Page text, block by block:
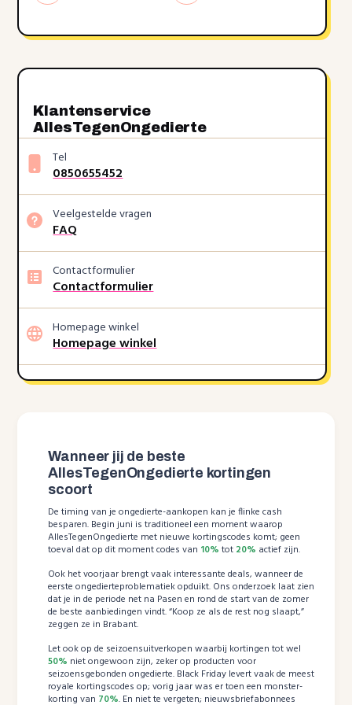
Klantenservice
AllesTegenOngedierte
Tel
0850655452
Veelgestelde vragen
FAQ
Contactformulier
Contactformulier
Homepage winkel
Homepage winkel
Wanneer jij de beste
AllesTegenOngedierte kortingen
scoort
De timing van je ongedierte-aankopen kan je flinke cash
besparen. Begin juni is traditioneel een moment waarop
AllesTegenOngedierte met nieuwe kortingscodes komt; geen
toeval dat op dit moment codes van 10% tot 20% actief zijn.
Ook het voorjaar brengt vaak interessante deals, wanneer de
eerste ongedierteproblematiek opduikt. Ons onderzoek laat zien
dat je in de periode net na Pasen en rond de start van de zomer
de beste aanbiedingen vindt. “Koop ze als de rest nog slaapt,”
zeggen ze in Brabant.
Let ook op de seizoensuitverkopen waarbij kortingen tot wel
50% niet ongewoon zijn, zeker op producten voor
seizoensgebonden ongedierte. Black Friday levert vaak de meest
royale kortingscodes op; vorig jaar was er toen een monster-
korting van 70%. En niet te vergeten; nieuwsbriefabonnees